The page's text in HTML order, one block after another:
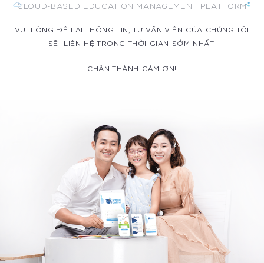
CLOUD-BASED EDUCATION MANAGEMENT PLATFORM
VUI LÒNG ĐÊ LẠI THÔNG TIN, TƯ VẤN VIÊN CỦA CHÚNG TÔI
SẼ LIÊN HỆ TRONG THỜI GIAN SỚM NHẤT.
CHÂN THÀNH CẢM ƠN!